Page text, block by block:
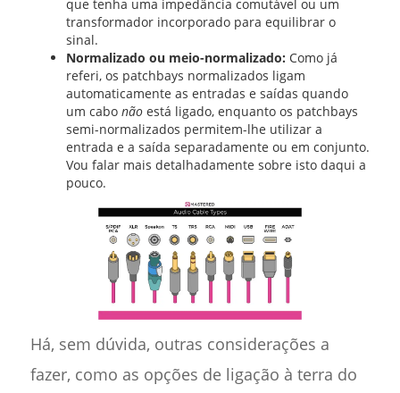
que tenha uma impedância comutável ou um
transformador incorporado para equilibrar o
sinal.
Normalizado ou meio-normalizado: Como já
referi, os patchbays normalizados ligam
automaticamente as entradas e saídas quando
um cabo nãoestá ligado, enquanto os patchbays
semi-normalizados permitem-lhe utilizar a
entrada e a saída separadamente ou em conjunto.
Vou falar mais detalhadamente sobre isto daqui a
pouco.
Há, sem dúvida, outras considerações a
fazer, como as opções de ligação à terra do